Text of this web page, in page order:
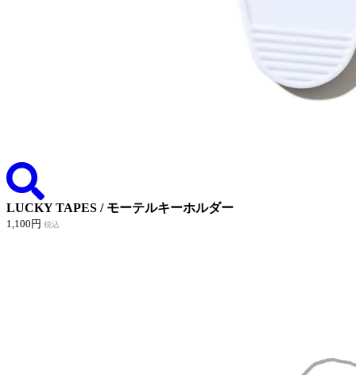
LUCKY TAPES / モーテルキーホルダー
1,100円 税込